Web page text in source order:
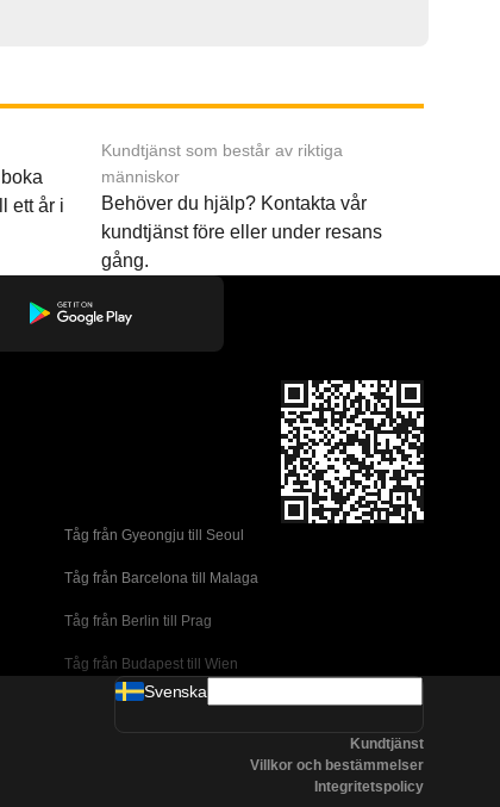
ett år i
Kundtjänst som består av riktiga
människor
Behöver du hjälp? Kontakta vår
kundtjänst före eller under resans
gång.
Tåg från Gyeongju till Seoul
Tåg från Barcelona till Malaga
Tåg från Berlin till Prag
Tåg från Budapest till Wien
Tåg från Dublin till Belfast
Svenska
Kundtjänst
Villkor och bestämmelser
Integritetspolicy